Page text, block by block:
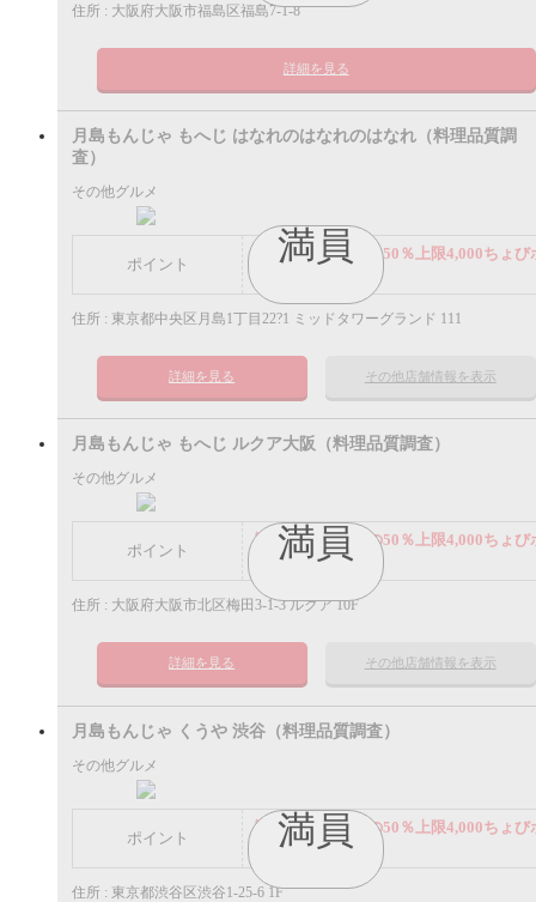
住所 : 大阪府大阪市福島区福島7-1-8
詳細を見る
満員
月島もんじゃ もへじ はなれのはなれのはなれ（料理品質調
査）
その他グルメ
ポイント
謝礼： 飲食代金の50％上限4,000ちょび
住所 : 東京都中央区月島1丁目22?1 ミッドタワーグランド 111
詳細を見る その他店舗情報を表示
満員
月島もんじゃ もへじ ルクア大阪（料理品質調査）
その他グルメ
ポイント
謝礼： 飲食代金の50％上限4,000ちょび
イント
住所 : 大阪府大阪市北区梅田3-1-3 ルクア 10F
詳細を見る その他店舗情報を表示
満員
月島もんじゃ くうや 渋谷（料理品質調査）
その他グルメ
ポイント
謝礼： 飲食代金の50％上限4,000ちょび
イント
住所 : 東京都渋谷区渋谷1-25-6 1F